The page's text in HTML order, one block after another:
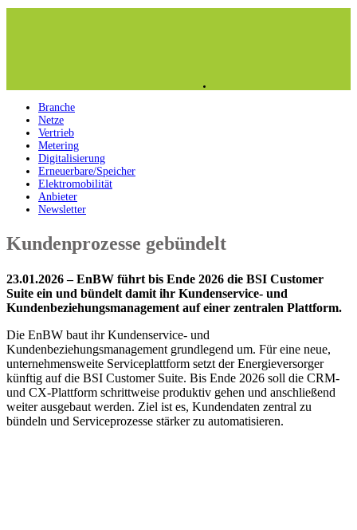
Branche
Netze
Vertrieb
Metering
Digitalisierung
Erneuerbare/Speicher
Elektromobilität
Anbieter
Newsletter
Kundenprozesse gebündelt
23.01.2026 – EnBW führt bis Ende 2026 die BSI Customer
Suite ein und bündelt damit ihr Kundenservice- und
Kundenbeziehungsmanagement auf einer zentralen Plattform.
Die EnBW baut ihr Kundenservice- und
Kundenbeziehungsmanagement grundlegend um. Für eine neue,
unternehmensweite Serviceplattform setzt der Energieversorger
künftig auf die BSI Customer Suite. Bis Ende 2026 soll die CRM-
und CX-Plattform schrittweise produktiv gehen und anschließend
weiter ausgebaut werden. Ziel ist es, Kundendaten zentral zu
bündeln und Serviceprozesse stärker zu automatisieren.